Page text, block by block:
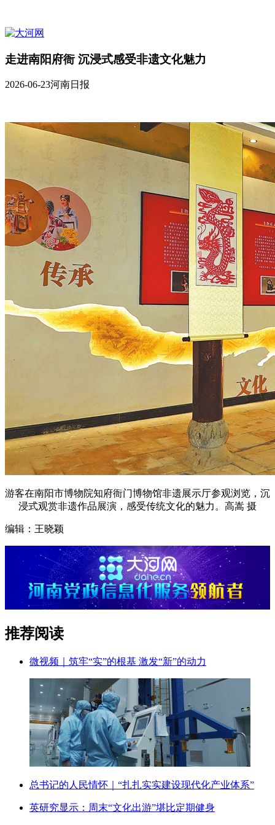
走进南阳府衙 沉浸式感受非遗文化魅力
2026-06-23河南日报
游客在南阳市博物院知府衙门博物馆非遗展示厅参观浏览，沉
浸式观赏非遗作品展演，感受传统文化的魅力。高嵩 摄
编辑：王晓颖
推荐阅读
微视频｜筑牢“实”的根基 激发“新”的动力
总书记的人民情怀｜“扎扎实实建设现代化产业体系”
英研究显示：周末“文化出游”堪比定期健身